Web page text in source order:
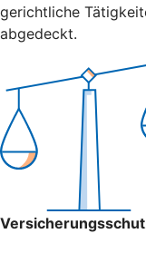
gerichtliche
abgedeckt.